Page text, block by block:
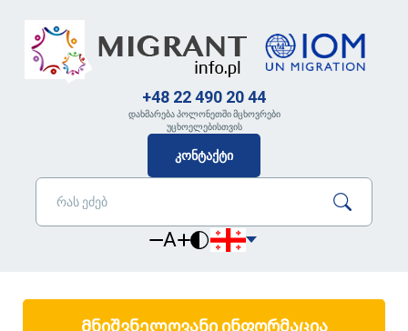
+48 22 490 20 44
დახმარება პოლონეთში მცხოვრები
უცხოელებისთვის
კონტაქტი
A
Მნიშვნელოვანი ინფორმაცია